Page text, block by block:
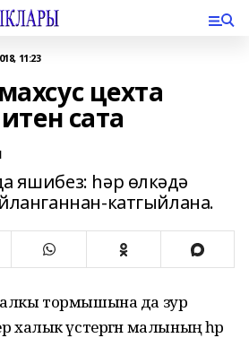
11:23
цехта
сата
яшибез: һәр өлкәдә
катгыйлана.
халкы тормышына да зур
халык үстергән малының һәр